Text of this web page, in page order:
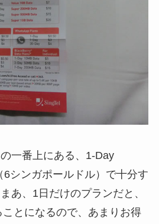
一番上にある、1-Day
6シンガポールドル）で十分す
あ、1日だけのプランだと、
とになるので、あまりお得